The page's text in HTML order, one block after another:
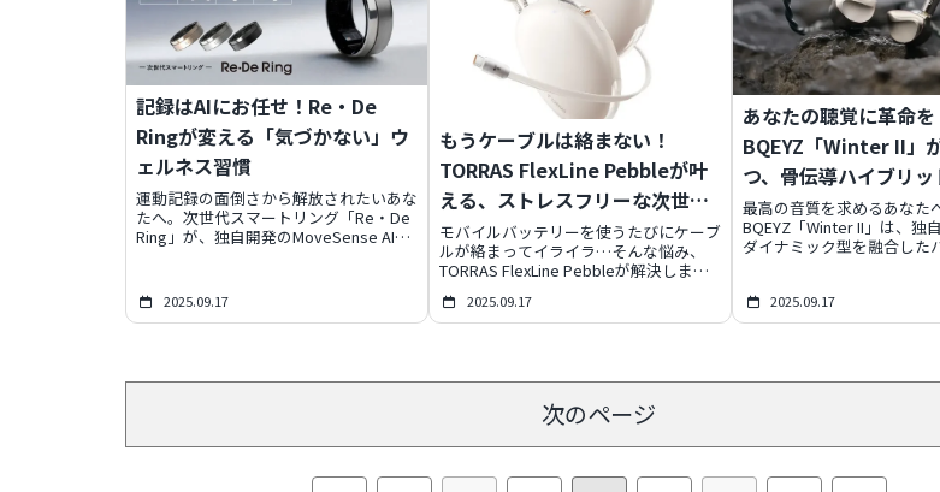
記録はAIにお任せ！Re・De
Ringが変える「気づかない」ウ
ェルネス習慣
運動記録の面倒さから解放されたいあな
たへ。次世代スマートリング「Re・De
Ring」が、独自開発のMoveSense AIで
眠分析から血管年齢計測まで、24時間あ
なたの健康をサポート。無理なく続けら
2025.09.17
もうケーブルは絡まない！
TORRAS FlexLine Pebbleが叶
える、ストレスフリーな次世代
モバイルバッテリー体験
モバイルバッテリーを使うたびにケーブ
ルが絡まってイライラ…そんな悩み、
TORRAS FlexLine Pebbleが解決しま
す。最長70cmの巻き取り式Type-Cケー
ブルを内蔵し、カラビナでスマートに持
ち運び可能。大容量10,000mAhと35W急
フを劇的にアップグレードします。日常
からアウトドアまで、あらゆるシーンで
活躍する「FlexLine Pebble」の魅力を
徹底解説します。
2025.09.17
あなたの聴覚に革命を
BQEYZ「Winter II」
つ、骨伝導ハイブリ
最高の音質を求めるあなたへ
BQEYZ「Winter II」は、独
ダイナミック型を融合した
ミ合金キャビティにより、
遣いまで鮮明に再現。ノイ
様なデバイスに対応し、現
2025.09.17
次のページ